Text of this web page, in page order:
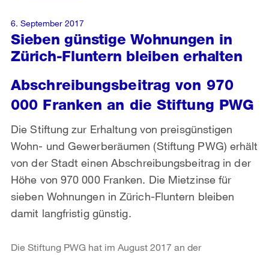
Sieben günstige Wohnungen in
Zürich-Fluntern bleiben erhalten
Abschreibungsbeitrag von 970
000 Franken an die Stiftung PWG
Die Stiftung zur Erhaltung von preisgünstigen
Wohn- und Gewerberäumen (Stiftung PWG) erhält
von der Stadt einen Abschreibungsbeitrag in der
Höhe von 970 000 Franken. Die Mietzinse für
sieben Wohnungen in Zürich-Fluntern bleiben
damit langfristig günstig.
6. September 2017
Die Stiftung PWG hat im August 2017 an der